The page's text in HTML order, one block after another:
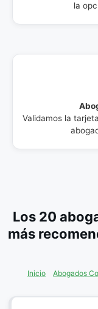
la
Validamos la
Los 20
más
Inicio Abogados